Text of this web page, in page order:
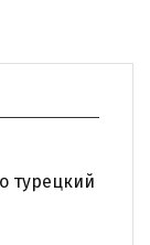
турецкий